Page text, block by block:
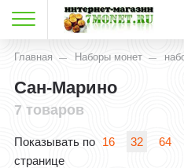
Главная Наборы монет
Сан-Марино
7 товаров
Показывать по 16 32 64
странице